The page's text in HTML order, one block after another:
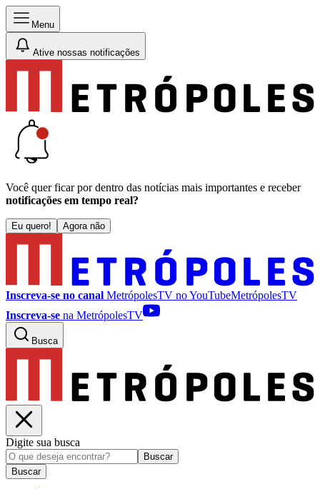
Menu
Ative nossas notificações
Você quer ficar por dentro das notícias mais importantes e receber
notificações em tempo real?
Eu quero! Agora não
Inscreva-se no canal MetrópolesTV noYouTubeMetrópolesTV
Inscreva-se na MetrópolesTV
Busca
Digite sua busca
Buscar
Buscar